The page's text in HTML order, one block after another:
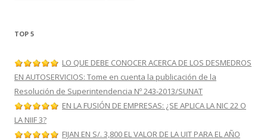
TOP 5
LO QUE DEBE CONOCER ACERCA DE LOS DESMEDROS
EN AUTOSERVICIOS: Tome en cuenta la publicación de la
Resolución de Superintendencia Nº 243-2013/SUNAT
EN LA FUSIÓN DE EMPRESAS: ¿SE APLICA LA NIC 22 O
LA NIIF 3?
FIJAN EN S/. 3,800 EL VALOR DE LA UIT PARA EL AÑO